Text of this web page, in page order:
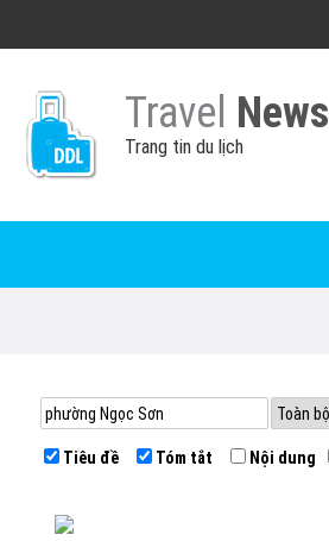
Travel News
Trang tin du lịch
Tiêu đề Tóm tắt Nội dung